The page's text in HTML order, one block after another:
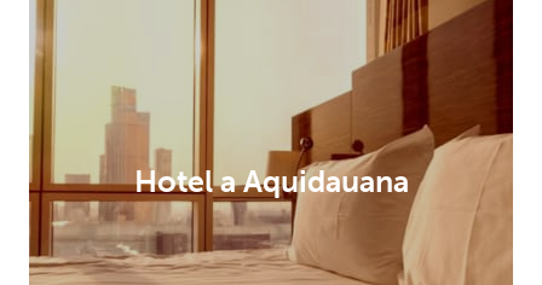
Hotel a Aquidauana